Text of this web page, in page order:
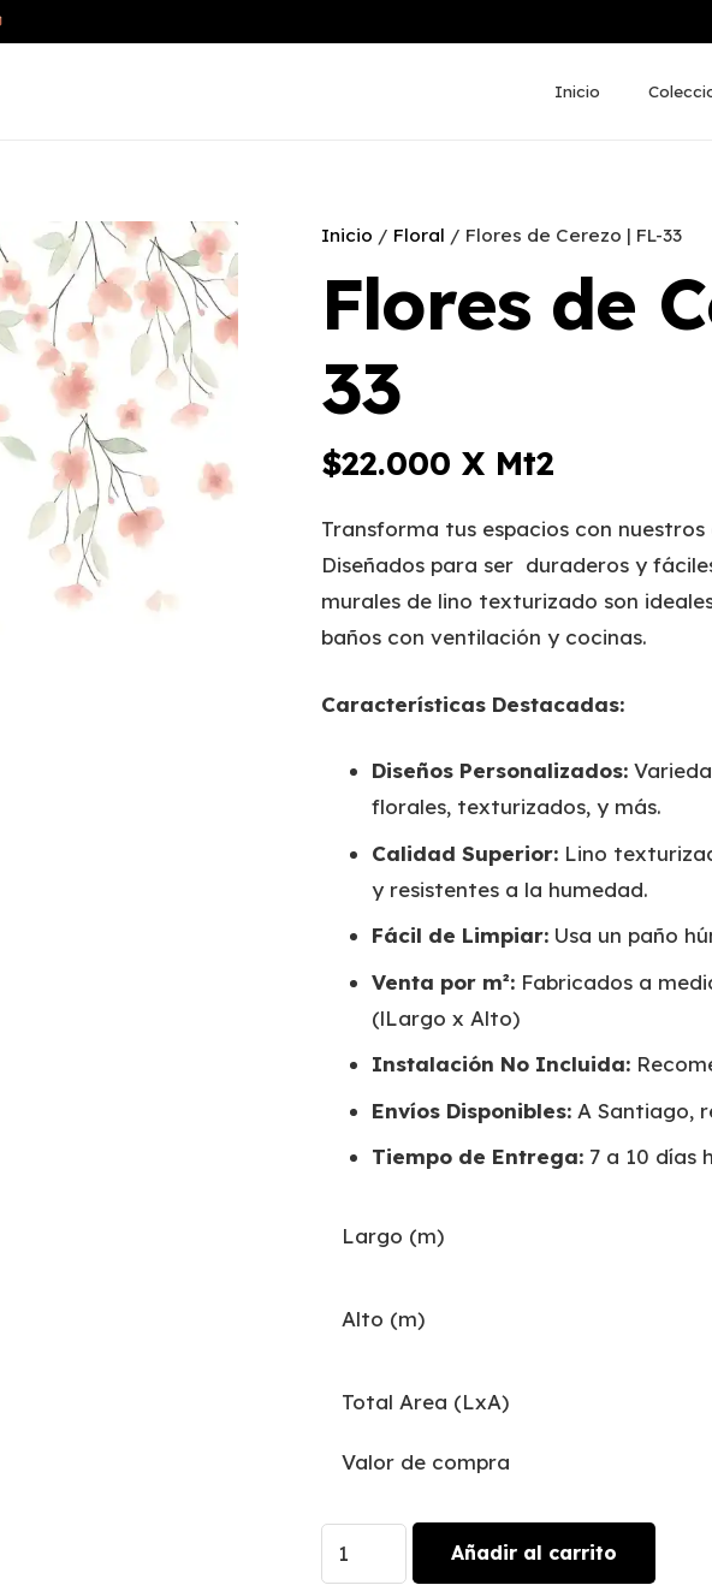
Inicio
Inicio / Floral / Flores de Cerezo | FL-33
Flores de
33
$22.000 X Mt2
Transforma tus espacios con
Diseñados para ser duraderos y
murales de lino texturizado son
baños con ventilación y cocinas.
Características Destacadas:
Diseños Personalizados:
florales, texturizados, y más.
Calidad Superior: Lino
y resistentes a la humedad.
Fácil de Limpiar: Usa un paño
Venta por m²: Fabricados a
(lLargo x Alto)
Instalación No Incluida:
Envíos Disponibles: A Santiago,
Tiempo de Entrega: 7 a 10 días
Largo (m)
Alto (m)
Total Area (LxA)
Valor de compra
de
Añadir al carrito